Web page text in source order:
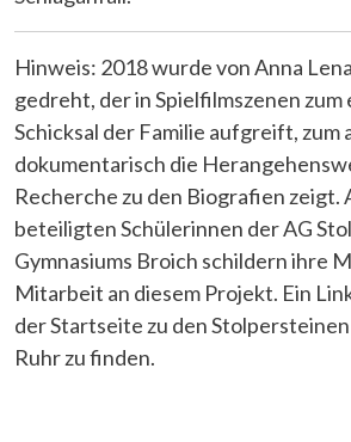
Hinweis: 2018 wurde von Anna
gedreht, der in Spielfilmszenen zum
Schicksal der Familie aufgreift, zum
dokumentarisch die
Recherche zu den Biografien zeigt.
beteiligten Schülerinnen der AG
Gymnasiums Broich schildern ihre
Mitarbeit an diesem Projekt. Ein
der Startseite zu den
Ruhr zu finden.